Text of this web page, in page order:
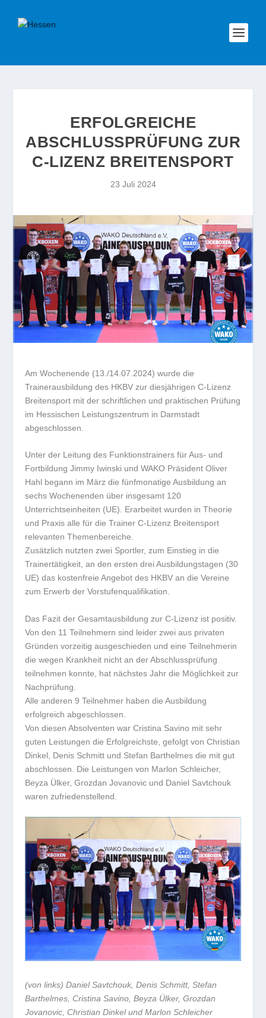
ERFOLGREICHE
ABSCHLUSSPRÜFUNG ZUR
C-LIZENZ BREITENSPORT
23 Juli 2024
Am Wochenende (13./14.07.2024) wurde die
Trainerausbildung des HKBV zur diesjährigen C-Lizenz
Breitensport mit der schriftlichen und praktischen Prüfung
im Hessischen Leistungszentrum in Darmstadt
abgeschlossen.
Unter der Leitung des Funktionstrainers für Aus- und
Fortbildung Jimmy Iwinski und WAKO Präsident Oliver
Hahl begann im März die fünfmonatige Ausbildung an
sechs Wochenenden über insgesamt 120
Unterrichtseinheiten (UE). Erarbeitet wurden in Theorie
und Praxis alle für die Trainer C-Lizenz Breitensport
relevanten Themenbereiche.
Zusätzlich nutzten zwei Sportler, zum Einstieg in die
Trainertätigkeit, an den ersten drei Ausbildungstagen (30
UE) das kostenfreie Angebot des HKBV an die Vereine
zum Erwerb der Vorstufenqualifikation.
Das Fazit der Gesamtausbildung zur C-Lizenz ist positiv.
Von den 11 Teilnehmern sind leider zwei aus privaten
Gründen vorzeitig ausgeschieden und eine Teilnehmerin
die wegen Krankheit nicht an der Abschlussprüfung
teilnehmen konnte, hat nächstes Jahr die Möglichkeit zur
Nachprüfung.
Alle anderen 9 Teilnehmer haben die Ausbildung
erfolgreich abgeschlossen.
Von diesen Absolventen war Cristina Savino mit sehr
guten Leistungen die Erfolgreichste, gefolgt von Christian
Dinkel, Denis Schmitt und Stefan Barthelmes die mit gut
abschlossen. Die Leistungen von Marlon Schleicher,
Beyza Ülker, Grozdan Jovanovic und Daniel Savtchouk
waren zufriedenstellend.
(von links) Daniel Savtchouk, Denis Schmitt, Stefan
Barthelmes, Cristina Savino, Beyza Ülker, Grozdan
Jovanovic, Christian Dinkel und Marlon Schleicher